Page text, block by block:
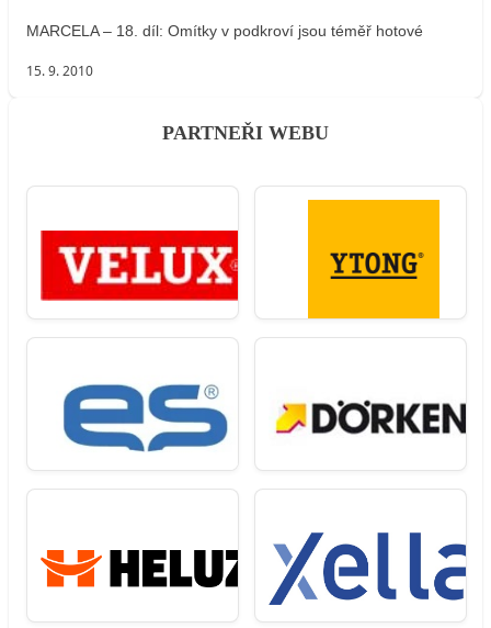
MARCELA – 18. díl: Omítky v podkroví jsou téměř hotové
15. 9. 2010
PARTNEŘI WEBU